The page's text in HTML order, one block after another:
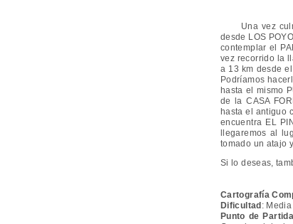
Una vez
desde LOS
contemplar el
vez recorrido la
a 13 km desde
Podríamos
hasta el mismo
de la CASA
hasta el antiguo
encuentra EL
llegaremos al
tomado un atajo
Si lo deseas,
Cartografía
Dificultad :
Punto de